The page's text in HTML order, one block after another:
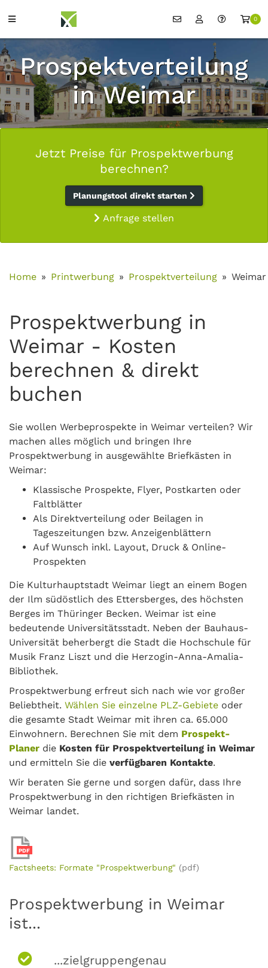
0
Prospektverteilung
in Weimar
Jetzt Preise für Prospektwerbung
berechnen?
Planungstool direkt starten
Anfrage stellen
Home Printwerbung Prospektverteilung Weimar
Prospektwerbung in
Weimar - Kosten
berechnen & direkt
buchen
Sie wollen Werbeprospekte in Weimar verteilen? Wir
machen alles möglich und bringen Ihre
Prospektwerbung in ausgewählte Briefkästen in
Weimar:
Klassische Prospekte, Flyer, Postkarten oder
Faltblätter
Als Direktverteilung oder Beilagen in
Tageszeitungen bzw. Anzeigenblättern
Auf Wunsch inkl. Layout, Druck & Online-
Prospekten
Die Kulturhauptstadt Weimar liegt an einem Bogen
der Ilm südöstlich des Ettersberges, des höchsten
Berges im Thüringer Becken. Weimar ist eine
bedeutende Universitätsstadt. Neben der Bauhaus-
Universität beherbergt die Stadt die Hochschule für
Musik Franz Liszt und die Herzogin-Anna-Amalia-
Bibliothek.
Prospektwerbung erfreut sich nach wie vor großer
Beliebtheit. Wählen Sie einzelne PLZ-Gebiete oder
die gesamte Stadt Weimar mit ihren ca. 65.000
Einwohnern. Berechnen Sie mit dem Prospekt-
Planer die Kosten für Prospektverteilung in Weimar
und ermitteln Sie die verfügbaren Kontakte.
Wir beraten Sie gerne und sorgen dafür, dass Ihre
Prospektwerbung in den richtigen Briefkästen in
Weimar landet.
PDF
Factsheets: Formate "Prospektwerbung" (pdf)
Prospektwerbung in Weimar
ist...
...zielgruppengenau